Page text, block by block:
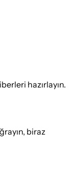
hazırlayın.
biraz